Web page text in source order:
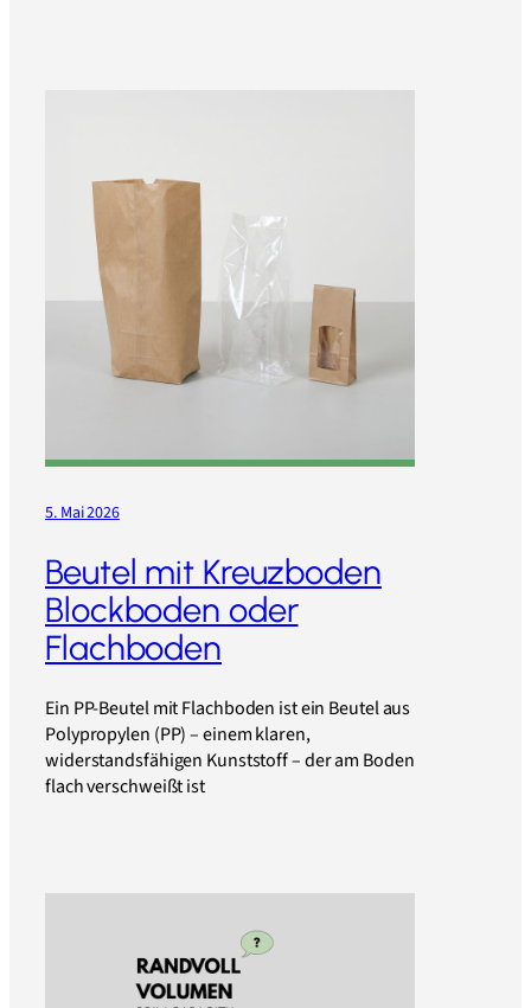
5. Mai 2026
Beutel mit Kreuzboden
Blockboden oder
Flachboden
Ein PP-Beutel mit Flachboden ist ein Beutel aus
Polypropylen (PP) – einem klaren,
widerstandsfähigen Kunststoff – der am Boden
flach verschweißt ist